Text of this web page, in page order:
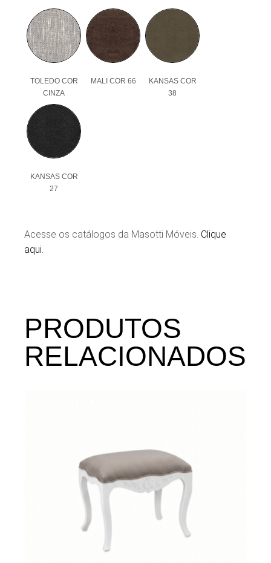
TOLEDO COR
CINZA
MALI COR 66
KANSAS COR
38
KANSAS COR
27
Acesse os catálogos da Masotti Móveis. Clique
aqui.
PRODUTOS
RELACIONADOS